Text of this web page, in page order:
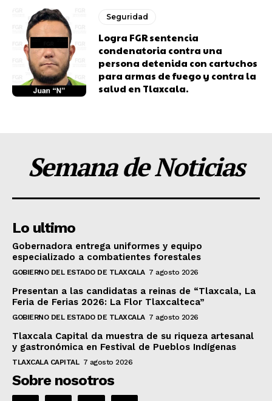
Seguridad
Logra FGR sentencia
condenatoria contra una
persona detenida con cartuchos
para armas de fuego y contra la
salud en Tlaxcala.
Semana de Noticias
Lo ultimo
Gobernadora entrega uniformes y equipo
especializado a combatientes forestales
GOBIERNO DEL ESTADO DE TLAXCALA 7 agosto 2026
Presentan a las candidatas a reinas de “Tlaxcala, La
Feria de Ferias 2026: La Flor Tlaxcalteca”
GOBIERNO DEL ESTADO DE TLAXCALA 7 agosto 2026
Tlaxcala Capital da muestra de su riqueza artesanal
y gastronómica en Festival de Pueblos Indígenas
TLAXCALA CAPITAL 7 agosto 2026
Sobre nosotros